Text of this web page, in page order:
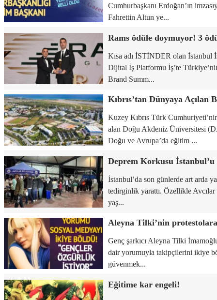
Cumhurbaşkanı Erdoğan’ın
Fahrettin Altun ye...
Rams ödüle doymuyor! 3
Kısa adı İSTİNDER olan İstanbul
Dijital İş Platformu İş’te
Brand Summ...
Kuzey Kıbrıs Türk
alan Doğu Akdeniz Üniversitesi
Doğu ve Avrupa’da eğitim ...
İstanbul’da son günlerde art arda
tedirginlik yarattı. Özellikle
yaş...
Genç şarkıcı Aleyna Tilki
dair yorumuyla takipçilerini ikiye
güvenmek...
Eğitime kar engeli!